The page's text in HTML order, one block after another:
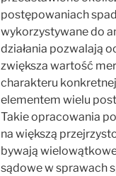
postępowaniach
wykorzystywane do
działania pozwalają
zwiększa wartość
charakteru
elementem wielu
Takie opracowania
na większą
bywają
sądowe w sprawach